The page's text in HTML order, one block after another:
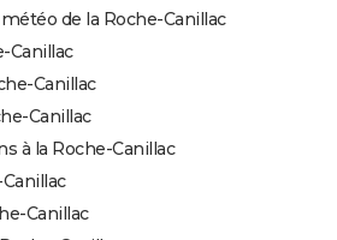
de la Roche-Canillac
Canillac
Canillac
Canillac
à la Roche-Canillac
Canillac